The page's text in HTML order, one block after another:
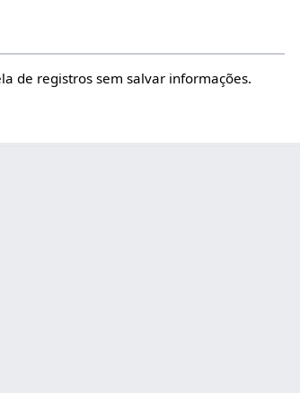
de registros sem salvar informações.